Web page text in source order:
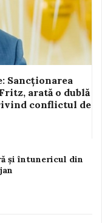
Sancționarea
arată o dublă
conflictul de
și întunericul din